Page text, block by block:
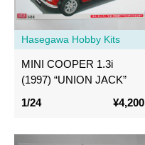
Hasegawa Hobby Kits
MINI COOPER 1.3i
(1997) “UNION JACK”
1/24
¥4,200